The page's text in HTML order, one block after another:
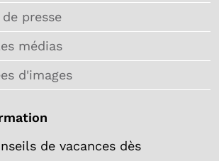
presse
médias
d'images
de vacances dès